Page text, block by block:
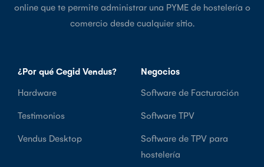
online que te permite administrar una PYME de hostelería o
comercio desde cualquier sitio.
¿Por qué Cegid Vendus?
Hardware
Testimonios
Vendus Desktop
Negocios
Software de Facturación
Software TPV
Software de TPV para
hostelería